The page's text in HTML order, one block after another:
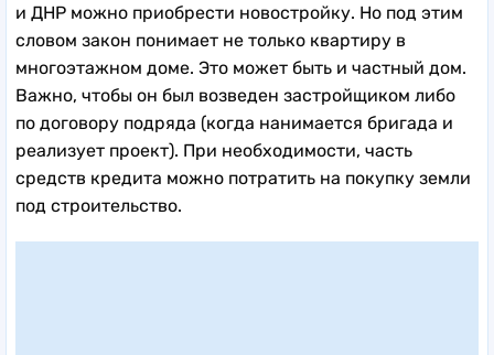
и ДНР можно приобрести новостройку. Но под этим
словом закон понимает не только квартиру в
многоэтажном доме. Это может быть и частный дом.
Важно, чтобы он был возведен застройщиком либо
по договору подряда (когда нанимается бригада и
реализует проект). При необходимости, часть
средств кредита можно потратить на покупку земли
под строительство.